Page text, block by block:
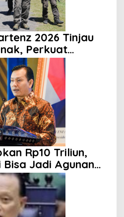
2026 Tinjau
Perkuat
kepada
Rp10 Triliun,
Jadi Agunan